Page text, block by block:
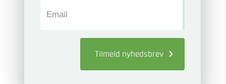
Email
Tilmeld nyhedsbrev